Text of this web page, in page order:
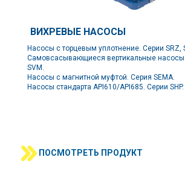
ВИХРЕВЫЕ НАСОСЫ
Насосы с торцевым уплотнение. Серии SRZ,
Самовсасывающиеся вертикальные насосы.
SVM.
Насосы с магнитной муфтой. Серия SEMA.
Насосы стандарта API610/API685. Серии SHP.
ПОСМОТРЕТЬ ПРОДУКТ